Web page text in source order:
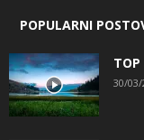
POPULARNI
TOP
30/03/